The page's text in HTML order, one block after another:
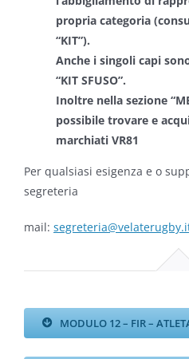
propria categoria
“KIT”).
Anche i singoli capi
“KIT SFUSO”.
Inoltre nella sezione
possibile trovare e
marchiati VR81
Per qualsiasi esigenza e o
segreteria
mail:
MODULO 12 – FIR –